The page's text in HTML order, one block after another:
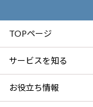
TOPページ
サービスを知る
お役立ち情報